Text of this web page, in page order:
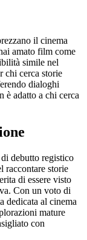
il cinema
amato film come
simile nel
chi cerca storie
dialoghi
è adatto a chi cerca
debutto registico
raccontare storie
di essere visto
Con un voto di
dedicata al cinema
mature
con